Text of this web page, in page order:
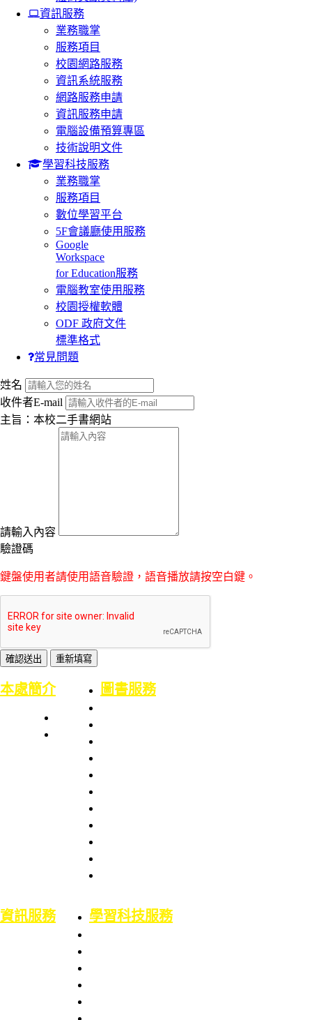
資訊服務
業務職掌
服務項目
校園網路服務
資訊系統服務
網路服務申請
資訊服務申請
電腦設備預算專區
技術說明文件
學習科技服務
業務職掌
服務項目
數位學習平台
5F會議廳使用服務
Google
Workspace
for Education服務
電腦教室使用服務
校園授權軟體
ODF 政府文件
標準格式
常見問題
:::
姓名
收件者E-mail
主旨：本校二手書網站
請輸入內容
驗證碼
鍵盤使用者請使用語音驗證，語音播放請按空白鍵。
本處簡介 圖書服務
資訊服務 學習科技服務